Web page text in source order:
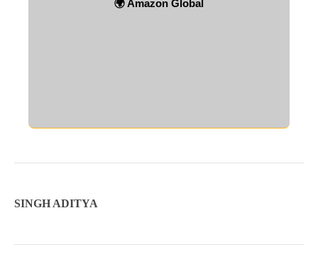
🌍 Amazon Global
SINGH ADITYA